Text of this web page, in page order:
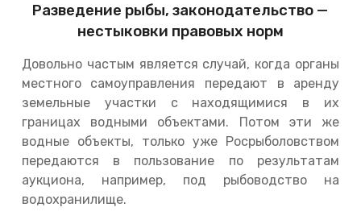
Разведение рыбы, законодательство —
нестыковки правовых норм
Довольно частым является случай, когда органы
местного самоуправления передают в аренду
земельные участки с находящимися в их
границах водными объектами. Потом эти же
водные объекты, только уже Росрыболовством
передаются в пользование по результатам
аукциона, например, под рыбоводство на
водохранилище.